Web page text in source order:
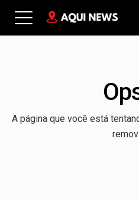
A página que você está